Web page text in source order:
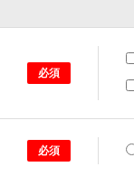
必須
必須